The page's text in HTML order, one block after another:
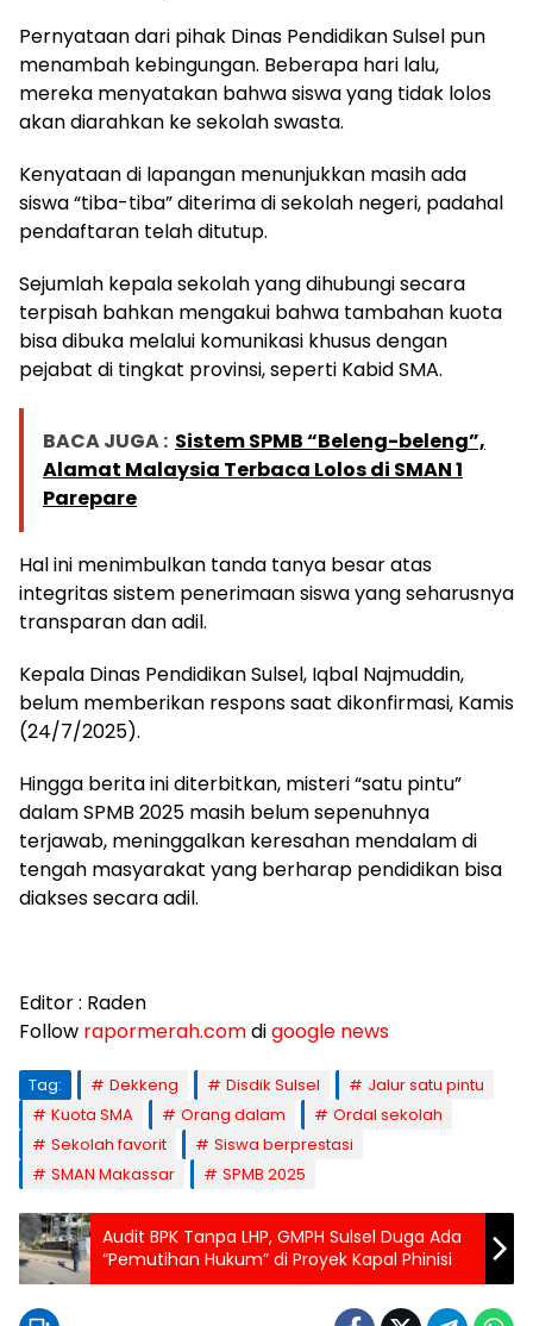
Pernyataan dari pihak Dinas Pendidikan Sulsel pun
menambah kebingungan. Beberapa hari lalu,
mereka menyatakan bahwa siswa yang tidak lolos
akan diarahkan ke sekolah swasta.
Kenyataan di lapangan menunjukkan masih ada
siswa “tiba-tiba” diterima di sekolah negeri, padahal
pendaftaran telah ditutup.
Sejumlah kepala sekolah yang dihubungi secara
terpisah bahkan mengakui bahwa tambahan kuota
bisa dibuka melalui komunikasi khusus dengan
pejabat di tingkat provinsi, seperti Kabid SMA.
BACA JUGA : Sistem SPMB “Beleng-beleng”,
Alamat Malaysia Terbaca Lolos di SMAN 1
Parepare
Hal ini menimbulkan tanda tanya besar atas
integritas sistem penerimaan siswa yang seharusnya
transparan dan adil.
Kepala Dinas Pendidikan Sulsel, Iqbal Najmuddin,
belum memberikan respons saat dikonfirmasi, Kamis
(24/7/2025).
Hingga berita ini diterbitkan, misteri “satu pintu”
dalam SPMB 2025 masih belum sepenuhnya
terjawab, meninggalkan keresahan mendalam di
tengah masyarakat yang berharap pendidikan bisa
diakses secara adil.
Editor : Raden
Follow rapormerah.comdigoogle news
Tag: Dekkeng Disdik Sulsel
Jalur satu pintu
Kuota SMA
Orang dalam
Ordal sekolah
Sekolah favorit
Siswa berprestasi
SMAN Makassar
SPMB 2025
Audit BPK Tanpa LHP, GMPH Sulsel Duga Ada
“Pemutihan Hukum” di Proyek Kapal Phinisi